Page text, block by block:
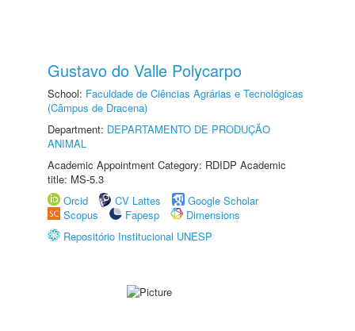
Gustavo do Valle Polycarpo
School: Faculdade de Ciências Agrárias e Tecnológicas
(Câmpus de Dracena)
Department: DEPARTAMENTO DE PRODUÇÃO
ANIMAL
Academic Appointment Category: RDIDP Academic
title: MS-5.3
Orcid
CV Lattes
Google Scholar
Scopus
Fapesp
Dimensions
Repositório Institucional UNESP